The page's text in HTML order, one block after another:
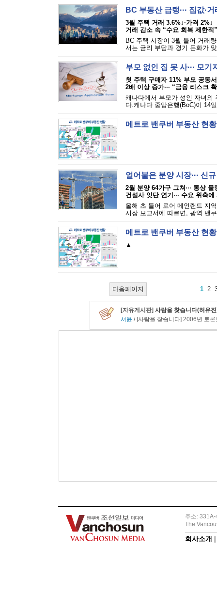
BC 부동산 급랭··· 집값·
3월 주택 거래 3.6%↓·가격 2%↓
거래 감소 속 “수요 회복 제한적”
BC 주택 시장이 3월 들어 거래
서는 금리 부담과 경기 둔화가
부모 없인 집 못 사··· 모
첫 주택 구매자 11% 부모 공동
2배 이상 증가··· “금융 리스크
캐나다에서 부모가 성인 자녀의
다.캐나다 중앙은행(BoC)이 14
메트로 밴쿠버 부동산 현
얼어붙은 분양 시장··· 신
2월 분양 64가구 그쳐··· 통상
건설사 잇단 연기··· 수요 위축
올해 초 들어 로어 메인랜드 지
시장 보고서에 따르면, 광역 밴
메트로 밴쿠버 부동산 현
▲
다음페이지 1 2
주소:
The
회사소개